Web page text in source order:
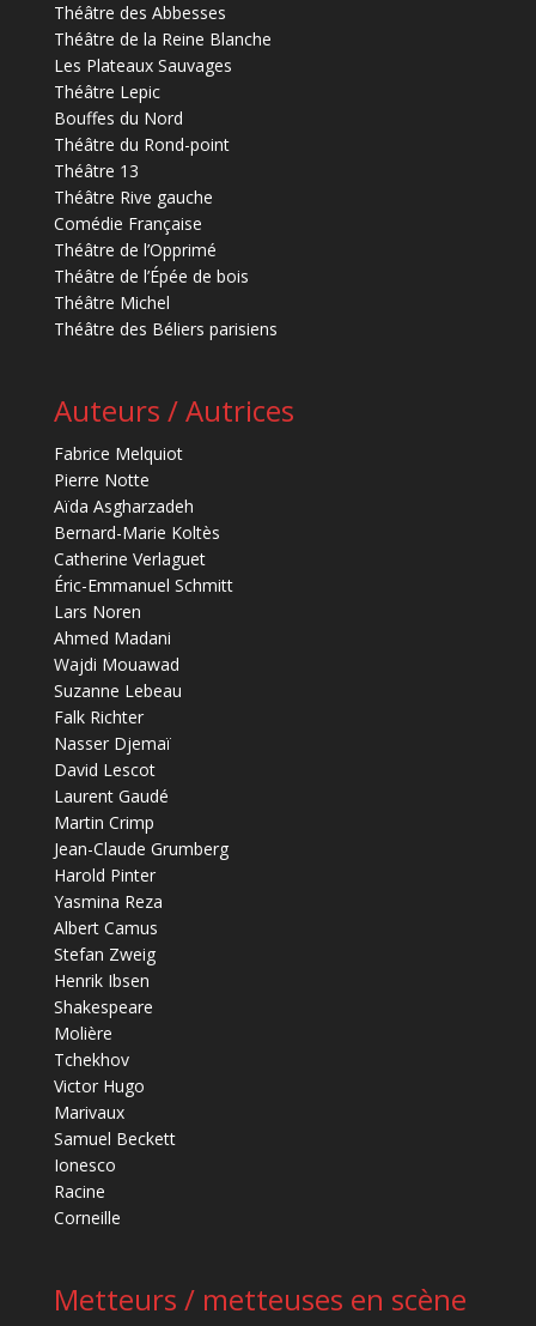
Théâtre des Abbesses
Théâtre de la Reine Blanche
Les Plateaux Sauvages
Théâtre Lepic
Bouffes du Nord
Théâtre du Rond-point
Théâtre 13
Théâtre Rive gauche
Comédie Française
Théâtre de l’Opprimé
Théâtre de l’Épée de bois
Théâtre Michel
Théâtre des Béliers parisiens
Auteurs / Autrices
Fabrice Melquiot
Pierre Notte
Aïda Asgharzadeh
Bernard-Marie Koltès
Catherine Verlaguet
Éric-Emmanuel Schmitt
Lars Noren
Ahmed Madani
Wajdi Mouawad
Suzanne Lebeau
Falk Richter
Nasser Djemaï
David Lescot
Laurent Gaudé
Martin Crimp
Jean-Claude Grumberg
Harold Pinter
Yasmina Reza
Albert Camus
Stefan Zweig
Henrik Ibsen
Shakespeare
Molière
Tchekhov
Victor Hugo
Marivaux
Samuel Beckett
Ionesco
Racine
Corneille
Metteurs / metteuses en scène